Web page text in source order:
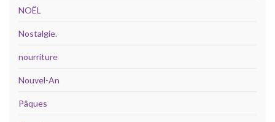
NOËL
Nostalgie.
nourriture
Nouvel-An
Pâques